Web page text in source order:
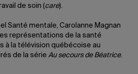
de soin (care).
Santé mentale, Carolanne Magnan
représentations de la santé
à la télévision québécoise au
de la série Au secours de Béatrice.